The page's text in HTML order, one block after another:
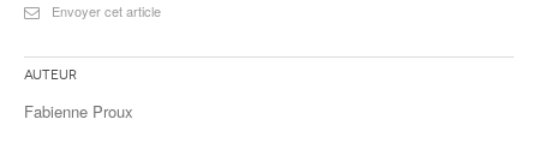
Envoyer cet article
Auteur
Fabienne Proux